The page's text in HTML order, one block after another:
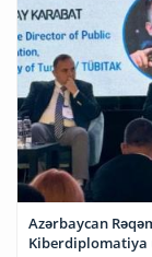
Azərbaycan
Kiberdiplomatiya